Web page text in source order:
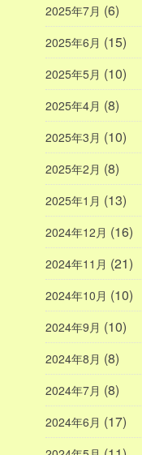
2025年7月 (6)
2025年6月 (15)
2025年5月 (10)
2025年4月 (8)
2025年3月 (10)
2025年2月 (8)
2025年1月 (13)
2024年12月 (16)
2024年11月 (21)
2024年10月 (10)
2024年9月 (10)
2024年8月 (8)
2024年7月 (8)
2024年6月 (17)